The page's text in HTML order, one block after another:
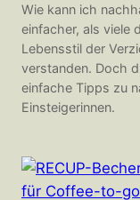
Wie kann ich
einfacher, als viele
Lebensstil der
verstanden. Doch
einfache Tipps zu
Einsteigerinnen.